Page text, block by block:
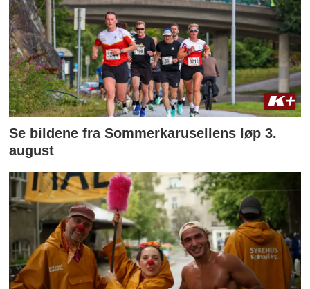
Se bildene fra Sommerkarusellens løp 3.
august